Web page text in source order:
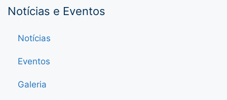
Notícias e Eventos
Notícias
Eventos
Galeria